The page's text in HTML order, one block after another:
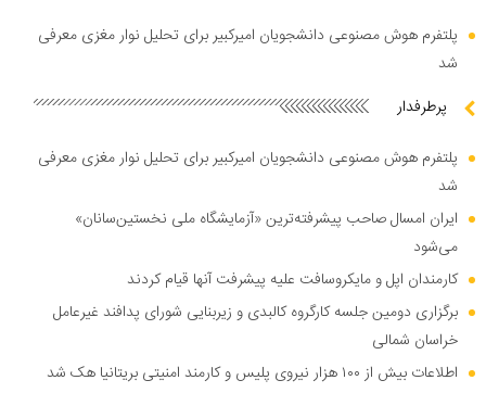
پلتفرم هوش مصنوعی دانشجویان امیرکبیر برای تحلیل نوار مغزی معرفی
شد
پرطرفدار
پلتفرم هوش مصنوعی دانشجویان امیرکبیر برای تحلیل نوار مغزی معرفی
شد
ایران امسال صاحب پیشرفته‌ترین «آزمایشگاه ملی نخستین‌سانان»
می‌شود
کارمندان اپل و مایکروسافت علیه پیشرفت آنها قیام کردند
برگزاری دومین جلسه کارگروه کالبدی و زیربنایی شورای پدافند غیرعامل
خراسان شمالی
اطلاعات بیش از ۱۰۰ هزار نیروی پلیس و کارمند امنیتی بریتانیا هک شد